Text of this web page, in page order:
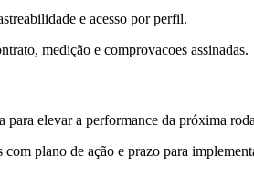
e acesso por perfil.
medição e comprovacoes assinadas.
elevar a performance da próxima
plano de ação e prazo para